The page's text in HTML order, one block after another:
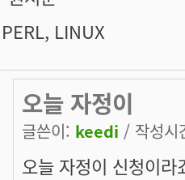
PERL, LINUX
오늘 자정이
글쓴이: keedi / 작성
오늘 자정이 신청이